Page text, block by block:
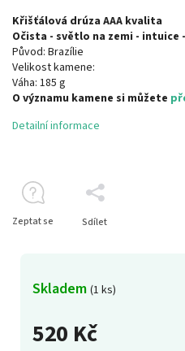
520 Kč
Skladem (1 ks)
Křišťálová drúza AAA kvalita
Očista - světlo na zemi - intuice
Původ: Brazílie
Velikost kamene:
Váha: 185 g
O významu kamene si můžete
Detailní informace
Zeptat se Sdílet